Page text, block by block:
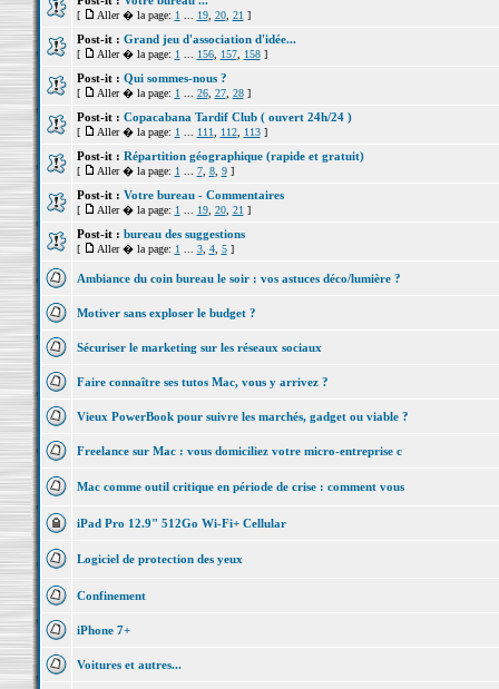
[ Aller � la page: 1 19, 20, 21 ]
Post-it : Grand jeu d'association d'idée...
[ Aller � la page: 1 156, 157, 158]
Post-it : Qui sommes-nous ?
[ Aller � la page: 1 26, 27, 28]
Post-it : Copacabana Tardif Club ( ouvert 24h/24 )
[ Aller � la page: 1 111 112, 113]
Post-it : Répartition géographique (rapide et gratuit)
[ Aller � la page: 1 7, 8, 9]
Post-it : Votre bureau - Commentaires
[ Aller � la page: 1 19, 20, 21 ]
Post-it : bureau des suggestions
[ Aller � la page: 1 3, 4, 5]
Ambiance du coin bureau le soir : vos astuces déco/lumière ?
Motiver sans exploser le budget ?
Sécuriser le marketing sur les réseaux sociaux
Faire connaître ses tutos Mac, vous y arrivez ?
Vieux PowerBook pour suivre les marchés, gadget ou viable ?
Freelance sur Mac : vous domiciliez votre micro-entreprise c
Mac comme outil critique en période de crise : comment vous
iPad Pro 12.9" 512Go Wi-Fi+ Cellular
Logiciel de protection des yeux
Confinement
iPhone 7+
Voitures et autres...